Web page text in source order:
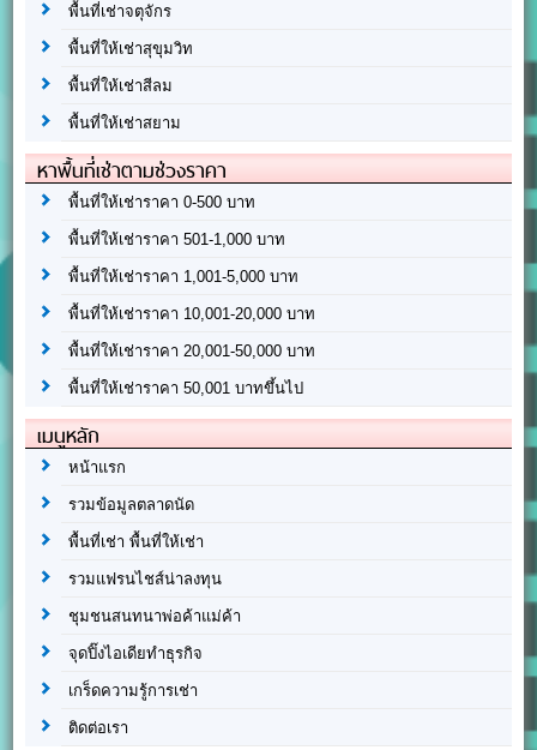
พื้นที่เช่าจตุจักร
พื้นที่ให้เช่าสุขุมวิท
พื้นที่ให้เช่าสีลม
พื้นที่ให้เช่าสยาม
หาพื้นที่เช่าตามช่วงราคา
พื้นที่ให้เช่าราคา 0-500 บาท
พื้นที่ให้เช่าราคา 501-1,000 บาท
พื้นที่ให้เช่าราคา 1,001-5,000 บาท
พื้นที่ให้เช่าราคา 10,001-20,000 บาท
พื้นที่ให้เช่าราคา 20,001-50,000 บาท
พื้นที่ให้เช่าราคา 50,001 บาทขึ้นไป
เมนูหลัก
หน้าแรก
รวมข้อมูลตลาดนัด
พื้นที่เช่า พื้นที่ให้เช่า
รวมแฟรนไชส์น่าลงทุน
ชุมชนสนทนาพ่อค้าแม่ค้า
จุดปิ๊งไอเดียทำธุรกิจ
เกร็ดความรู้การเช่า
ติดต่อเรา